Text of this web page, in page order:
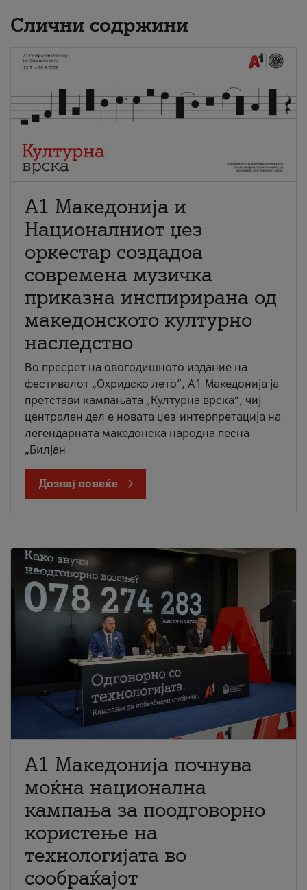
Слични содржини
А1 Македонија и
Националниот џез
оркестар создадоа
современа музичка
приказна инспирирана од
македонското културно
наследство
Во пресрет на овогодишното издание на
фестивалот „Охридско лето“, А1 Македонија ја
претстави кампањата „Културна врска“, чиј
централен дел е новата џез-интерпретација на
легендарната македонска народна песна
„Билјан
Дознај повеќе
A1 Македонија почнува
моќна национална
кампања за поодговорно
користење на
технологијата во
сообраќајот